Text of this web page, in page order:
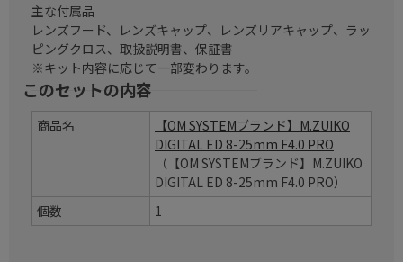
主な付属品
レンズフード、レンズキャップ、レンズリアキャップ、ラッ
ピングクロス、取扱説明書、保証書
※キット内容に応じて一部変わります。
このセットの内容
商品名
【OM SYSTEMブランド】M.ZUIKO
DIGITAL ED 8-25mm F4.0 PRO
（【OM SYSTEMブランド】M.ZUIKO
DIGITAL ED 8-25mm F4.0 PRO）
個数
1